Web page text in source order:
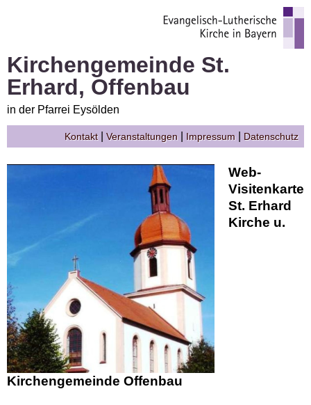
Kirchengemeinde St.
Erhard, Offenbau
in der Pfarrei Eysölden
Kontakt| Veranstaltungen Impressum Datenschutz
Web-
Visitenkarte
St. Erhard
Kirche u.
Kirchengemeinde Offenbau